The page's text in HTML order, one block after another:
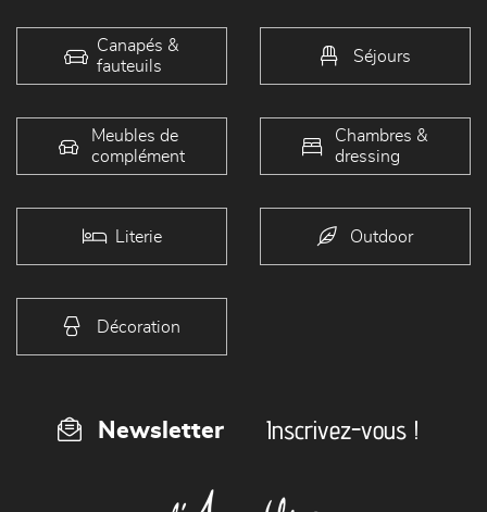
Canapés &
fauteuils
Séjours
Meubles de
complément
Chambres &
dressing
Literie Outdoor
Décoration
Newsletter Inscrivez-vous !